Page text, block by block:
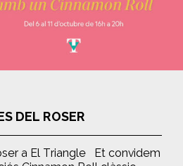
DEL ROSER
a El Triangle Et convidem